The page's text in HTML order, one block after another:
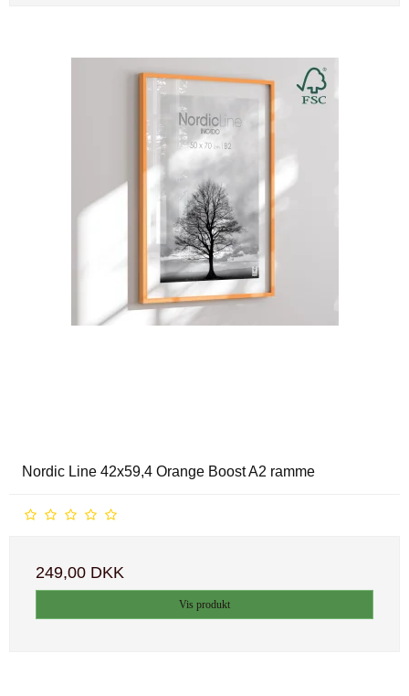
Nordic Line 42x59,4 Orange Boost A2 ramme
249,00 DKK
Vis produkt